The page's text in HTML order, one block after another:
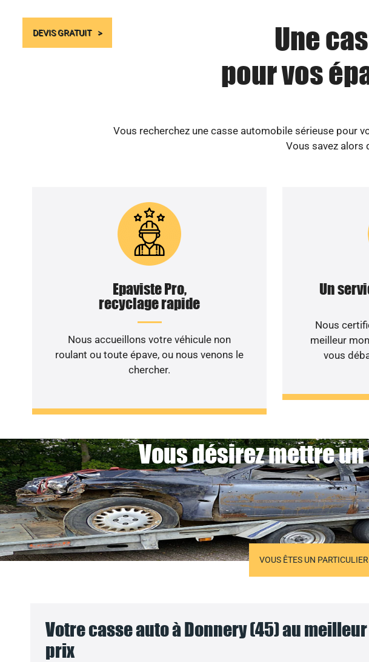
DEVIS GRATUIT
Une
pour vos
Vous recherchez une casse automobile sérieuse pour
Vous savez alors
Epaviste Pro,
recyclage rapide
Nous accueillons votre véhicule non
roulant ou toute épave, ou nous venons le
chercher.
Un
Nous
meilleur
vous
Vous désirez mettre
VOUS ÊTES UN PARTICULIER
Votre casse auto à Donnery (45) au meilleur
prix